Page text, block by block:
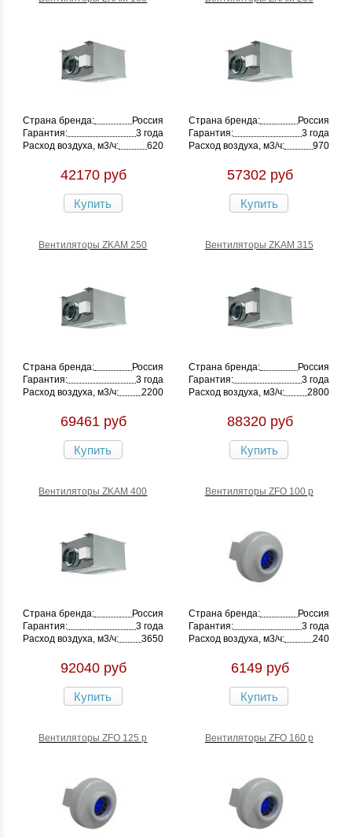
Страна бренда:
Россия
Гарантия:
3 года
Расход воздуха, м3/ч:
620
42170 руб
Купить
Страна бренда:
Россия
Гарантия:
3 года
Расход воздуха, м3/ч:
970
57302 руб
Купить
Вентиляторы ZKAM 250
Страна бренда:
Россия
Гарантия:
3 года
Расход воздуха, м3/ч:
2200
69461 руб
Купить
Вентиляторы ZKAM 315
Страна бренда:
Россия
Гарантия:
3 года
Расход воздуха, м3/ч:
2800
88320 руб
Купить
Вентиляторы ZKAM 400
Страна бренда:
Россия
Гарантия:
3 года
Расход воздуха, м3/ч:
3650
92040 руб
Купить
Вентиляторы ZFO 100 p
Страна бренда:
Россия
Гарантия:
3 года
Расход воздуха, м3/ч:
240
6149 руб
Купить
Вентиляторы ZFO 125 p Вентиляторы ZFO 160 p